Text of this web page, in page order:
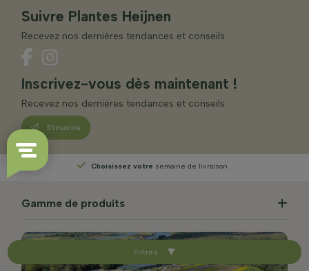
Filtres
Suivre Plantes Heijnen
Recevez nos dernières tendances et conseils.
Inscrivez-vous dès maintenant !
Recevez nos dernières tendances et conseils.
S’inscrire
Choisissez votre semaine de livraison
Gamme de produits